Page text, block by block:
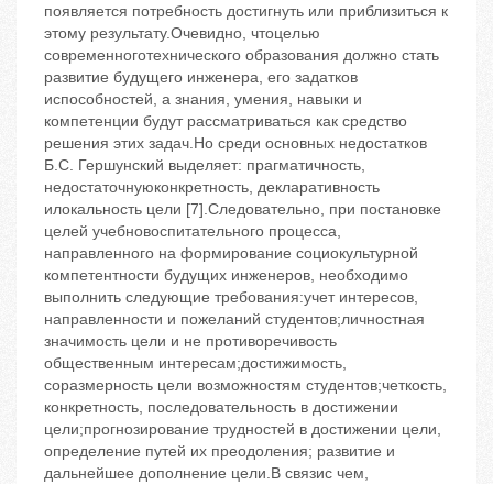
появляется потребность достигнуть или приблизиться к
этому результату.Очевидно, чтоцелью
современноготехнического образования должно стать
развитие будущего инженера, его задатков
испособностей, а знания, умения, навыки и
компетенции будут рассматриваться как средство
решения этих задач.Но среди основных недостатков
Б.С. Гершунский выделяет: прагматичность,
недостаточнуюконкретность, декларативность
илокальность цели [7].Следовательно, при постановке
целей учебновоспитательного процесса,
направленного на формирование социокультурной
компетентности будущих инженеров, необходимо
выполнить следующие требования:учет интересов,
направленности и пожеланий студентов;личностная
значимость цели и не противоречивость
общественным интересам;достижимость,
соразмерность цели возможностям студентов;четкость,
конкретность, последовательность в достижении
цели;прогнозирование трудностей в достижении цели,
определение путей их преодоления; развитие и
дальнейшее дополнение цели.В связис чем,